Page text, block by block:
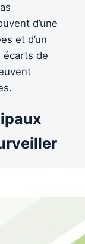
d’une
et d’un
écarts de